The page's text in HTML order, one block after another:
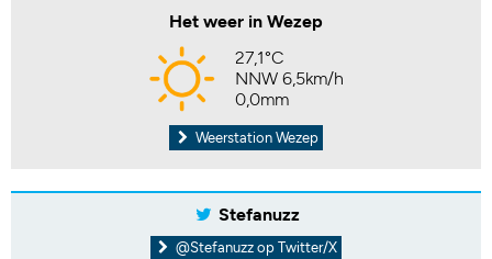
Het weer in Wezep
27,1°C
NNW 6,5km/h
0,0mm
Weerstation Wezep
Stefanuzz
@Stefanuzz op Twitter/X